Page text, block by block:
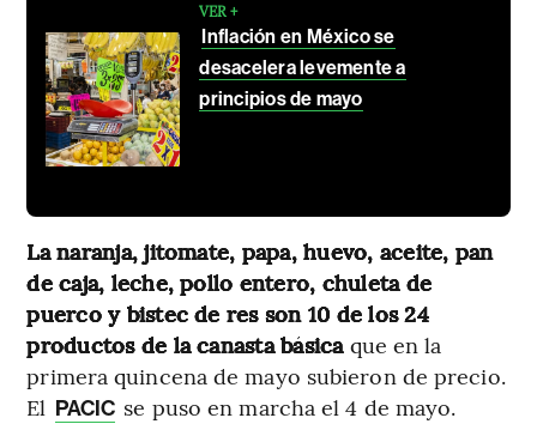
VER +
Inflación en México se
desacelera levemente a
principios de mayo
La naranja, jitomate, papa, huevo, aceite, pan
de caja, leche, pollo entero, chuleta de
puerco y bistec de res son 10 de los 24
productos de la canasta básicaque en la
primera quincena de mayo subieron de precio.
El PACIC se puso en marcha el 4 de mayo.